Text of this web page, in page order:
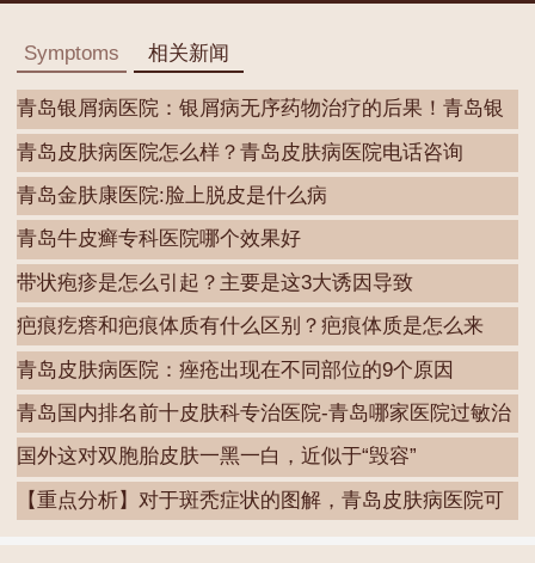
Symptoms 相关新闻
青岛银屑病医院：银屑病无序药物治疗的后果！青岛银
屑
青岛皮肤病医院怎么样？青岛皮肤病医院电话咨询
青岛金肤康医院:脸上脱皮是什么病
青岛牛皮癣专科医院哪个效果好
带状疱疹是怎么引起？主要是这3大诱因导致
疤痕疙瘩和疤痕体质有什么区别？疤痕体质是怎么来
的？
青岛皮肤病医院：痤疮出现在不同部位的9个原因
青岛国内排名前十皮肤科专治医院-青岛哪家医院过敏治
国外这对双胞胎皮肤一黑一白，近似于“毁容”
【重点分析】对于斑秃症状的图解，青岛皮肤病医院可